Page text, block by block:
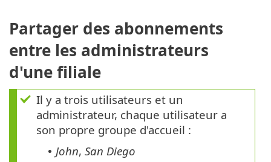
Partager des abonnements
entre les administrateurs
d'une filiale
Il y a trois utilisateurs et un
administrateur, chaque utilisateur a
son propre groupe d'accueil :
• John, San Diego